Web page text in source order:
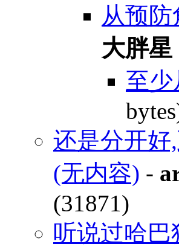
从预
大胖星
至
还是分开好
(无内容) -
(31871)
听说过哈